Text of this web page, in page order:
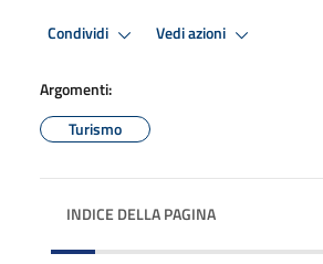
Condividi Vedi azioni
Argomenti:
Turismo
INDICE DELLA PAGINA